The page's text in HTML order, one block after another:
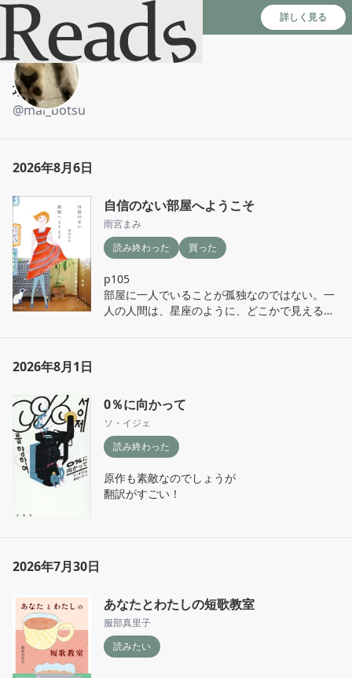
Reads - 読書のSNS＆記録アプリ 詳しく見る
埋没
@mai_botsu
2026年8月6日
自信のない部屋へようこそ
雨宮まみ
読み終わった
買った
p105
部屋に一人でいることが孤独なのではない。一
人の人間は、星座のように、どこかで見えるか
こんなとき、なんというのか
たまに、考えるときがあるのです
2026年8月1日
0％に向かって
ソ・イジェ
読み終わった
原作も素敵なのでしょうが
翻訳がすごい！
2026年7月30日
あなたとわたしの短歌教室
服部真里子
読みたい